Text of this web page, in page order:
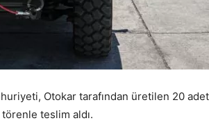
Otokar tarafından üretilen 20
törenle teslim aldı.